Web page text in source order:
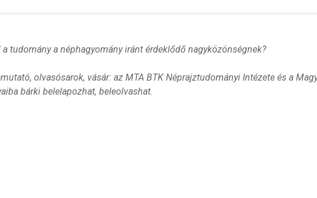
tudomány a néphagyomány iránt érdeklődő nagyközönségnek?
olvasósarok, vásár: az MTA BTK Néprajztudományi Intézete és a
bárki belelapozhat, beleolvashat.